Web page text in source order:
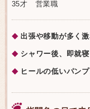
35才 営業職
◆ 出張や移動が多く
◆ シャワー後、即就
◆ ヒールの低いパン